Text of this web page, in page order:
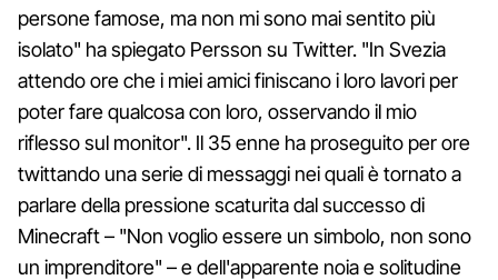
persone famose, ma non mi sono mai sentito più
isolato" ha spiegato Persson su Twitter. "In Svezia
attendo ore che i miei amici finiscano i loro lavori per
poter fare qualcosa con loro, osservando il mio
riflesso sul monitor". Il 35 enne ha proseguito per ore
twittando una serie di messaggi nei quali è tornato a
parlare della pressione scaturita dal successo di
Minecraft – "Non voglio essere un simbolo, non sono
un imprenditore" – e dell'apparente noia e solitudine